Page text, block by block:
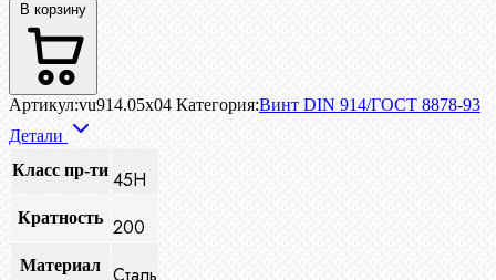
В корзину
Артикул:vu914.05x04 Категория:Винт DIN 914/ГОСТ 8878-93
Детали
Класс пр-ти 45H
Кратность 200
Материал